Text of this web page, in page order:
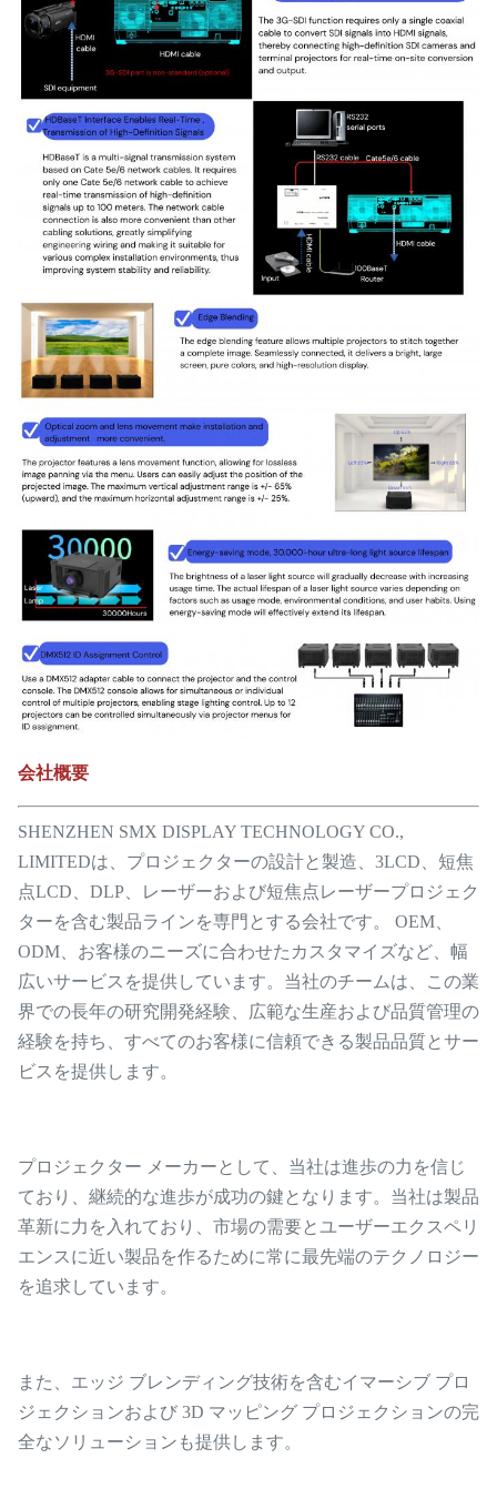
会社概要
SHENZHEN SMX DISPLAY TECHNOLOGY CO.,
LIMITEDは、プロジェクターの設計と製造、3LCD、短焦
点LCD、DLP、レーザーおよび短焦点レーザープロジェク
ターを含む製品ラインを専門とする会社です。 OEM、
ODM、お客様のニーズに合わせたカスタマイズなど、幅
広いサービスを提供しています。当社のチームは、この業
界での長年の研究開発経験、広範な生産および品質管理の
経験を持ち、すべてのお客様に信頼できる製品品質とサー
ビスを提供します。
プロジェクター メーカーとして、当社は進歩の力を信じ
ており、継続的な進歩が成功の鍵となります。当社は製品
革新に力を入れており、市場の需要とユーザーエクスペリ
エンスに近い製品を作るために常に最先端のテクノロジー
を追求しています。
また、エッジ ブレンディング技術を含むイマーシブ プロ
ジェクションおよび 3D マッピング プロジェクションの完
全なソリューションも提供します。